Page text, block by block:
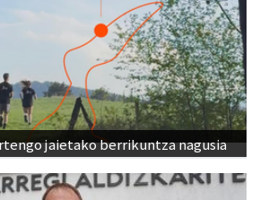
jaietako berrikuntza nagusia